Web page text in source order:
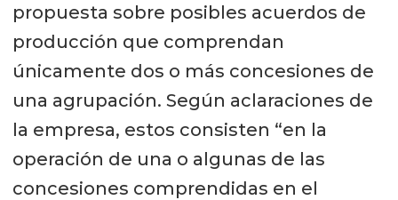
propuesta sobre posibles acuerdos de
producción que comprendan
únicamente dos o más concesiones de
una agrupación. Según aclaraciones de
la empresa, estos consisten “en la
operación de una o algunas de las
concesiones comprendidas en el